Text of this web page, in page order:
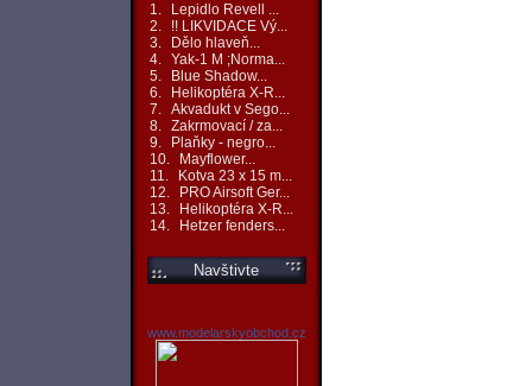
1.
Lepidlo Revell ...
2.
!! LIKVIDACE Vý...
3.
Dělo hlaveň...
4. Yak-1 M ;Norma...
5.
Blue Shadow...
6.
Helikoptéra X-R...
7. Akvadukt v Sego...
8. Zakrmovací / za...
9.
Plaňky - negro...
10.
Mayflower...
11.
Kotva 23 x 15 m...
12.
PRO Airsoft Ger...
13.
Helikoptéra X-R...
14.
Hetzer fenders...
Navštivte
www.modelarskyobchod.cz